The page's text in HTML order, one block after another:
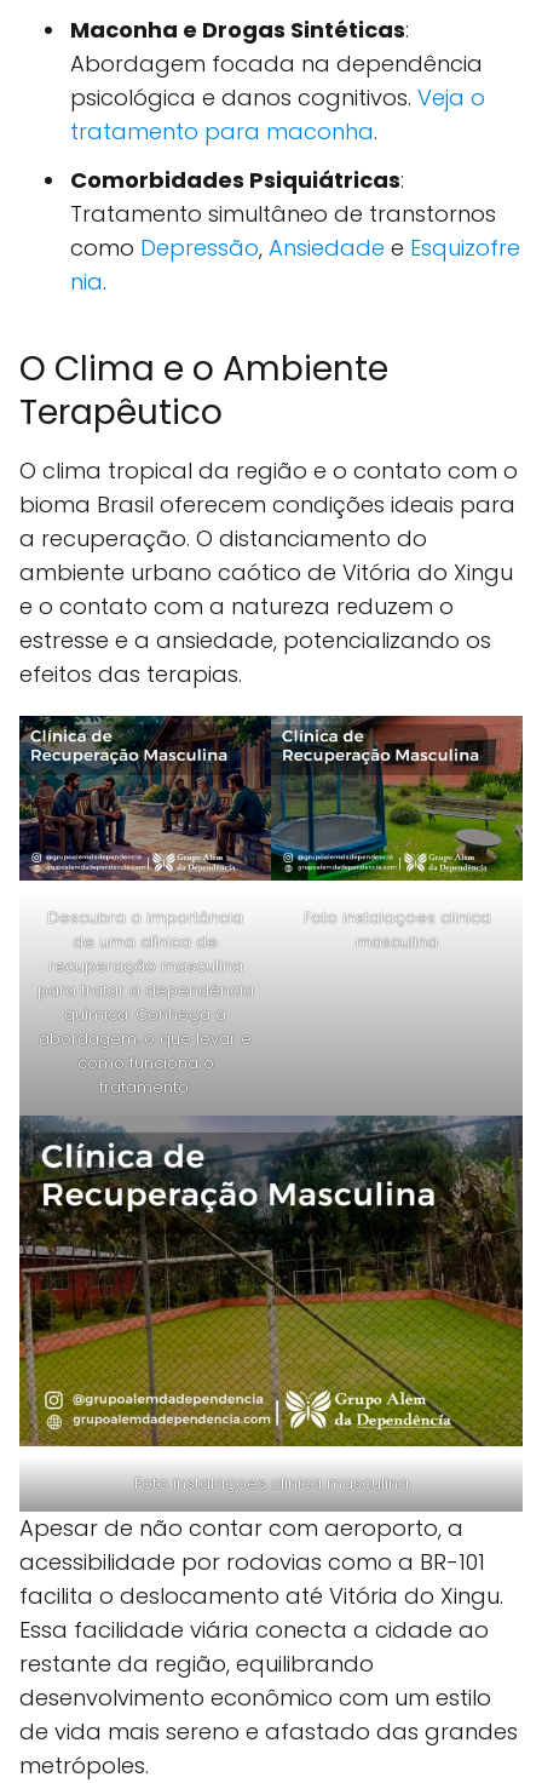
Maconha e Drogas Sintéticas:
Abordagem focada na dependência
psicológica e danos cognitivos. Veja o
tratamento para maconha.
Comorbidades Psiquiátricas:
Tratamento simultâneo de transtornos
como Depressão, Ansiedade e Esquizofre
nia.
O Clima e o Ambiente
Terapêutico
O clima tropical da região e o contato com o
bioma Brasil oferecem condições ideais para
a recuperação. O distanciamento do
ambiente urbano caótico de Vitória do Xingu
e o contato com a natureza reduzem o
estresse e a ansiedade, potencializando os
efeitos das terapias.
Descubra a importância
de uma clínica de
recuperação masculina
para tratar a dependência
química. Conheça a
abordagem, o que levar e
como funciona o
tratamento.
Foto instalaçoes clinica
masculina
Foto instalaçoes clinica masculina
Apesar de não contar com aeroporto, a
acessibilidade por rodovias como a BR-101
facilita o deslocamento até Vitória do Xingu.
Essa facilidade viária conecta a cidade ao
restante da região, equilibrando
desenvolvimento econômico com um estilo
de vida mais sereno e afastado das grandes
metrópoles.